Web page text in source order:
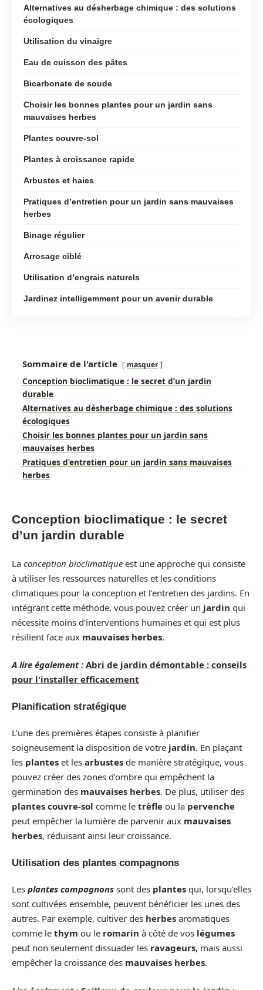
Alternatives au désherbage chimique : des solutions
écologiques
Utilisation du vinaigre
Eau de cuisson des pâtes
Bicarbonate de soude
Choisir les bonnes plantes pour un jardin sans
mauvaises herbes
Plantes couvre-sol
Plantes à croissance rapide
Arbustes et haies
Pratiques d’entretien pour un jardin sans mauvaises
herbes
Binage régulier
Arrosage ciblé
Utilisation d’engrais naturels
Jardinez intelligemment pour un avenir durable
Sommaire de l'article masquer
Conception bioclimatique : le secret d’un jardin
durable
Alternatives au désherbage chimique : des solutions
écologiques
Choisir les bonnes plantes pour un jardin sans
mauvaises herbes
Pratiques d’entretien pour un jardin sans mauvaises
herbes
Conception bioclimatique : le secret
d’un jardin durable
La conception bioclimatique est une approche qui consiste
à utiliser les ressources naturelles et les conditions
climatiques pour la conception et l’entretien des jardins. En
intégrant cette méthode, vous pouvez créer un jardin qui
nécessite moins d’interventions humaines et qui est plus
résilient face aux mauvaises herbes.
A lire également : Abri de jardin démontable : conseils
pour l'installer efficacement
Planification stratégique
L’une des premières étapes consiste à planifier
soigneusement la disposition de votre jardin. En plaçant
les plantes et les arbustes de manière stratégique, vous
pouvez créer des zones d’ombre qui empêchent la
germination des mauvaises herbes. De plus, utiliser des
plantes couvre-sol comme le trèfle ou la pervenche
peut empêcher la lumière de parvenir aux mauvaises
herbes, réduisant ainsi leur croissance.
Utilisation des plantes compagnons
Les plantes compagnons sont des plantes qui, lorsqu’elles
sont cultivées ensemble, peuvent bénéficier les unes des
autres. Par exemple, cultiver des herbes aromatiques
comme le thym ou le romarin à côté de vos légumes
peut non seulement dissuader les ravageurs, mais aussi
empêcher la croissance des mauvaises herbes.